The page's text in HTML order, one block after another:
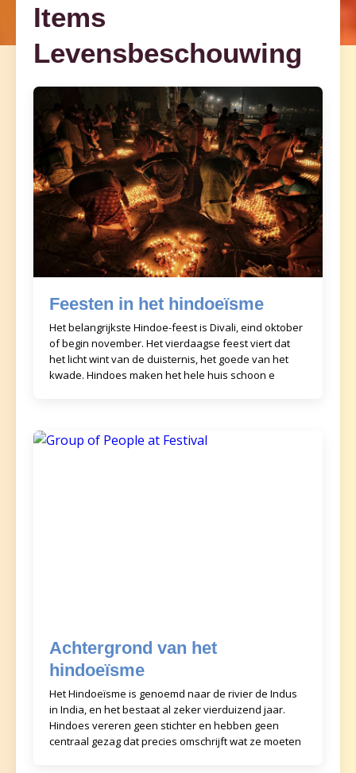
Items
Levensbeschouwing
Feesten in het hindoeïsme
Het belangrijkste Hindoe-feest is Divali, eind oktober
of begin november. Het vierdaagse feest viert dat
het licht wint van de duisternis, het goede van het
kwade. Hindoes maken het hele huis schoon e
Achtergrond van het
hindoeïsme
Het Hindoeïsme is genoemd naar de rivier de Indus
in India, en het bestaat al zeker vierduizend jaar.
Hindoes vereren geen stichter en hebben geen
centraal gezag dat precies omschrijft wat ze moeten